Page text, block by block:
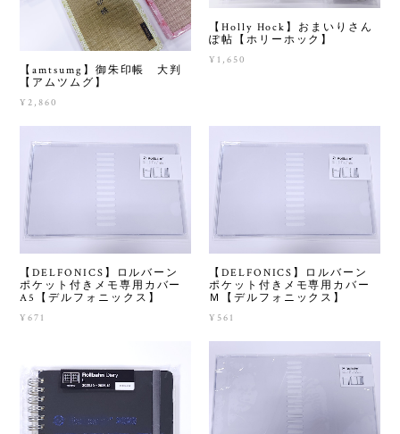
【amtsumg】御朱印帳 大判
【アムツムグ】
¥2,860
【Holly Hock】おまいりさん
ぽ帖【ホリーホック】
¥1,650
【DELFONICS】ロルバーン
ポケット付きメモ専用カバー
A5【デルフォニックス】
¥671
【DELFONICS】ロルバーン
ポケット付きメモ専用カバー
Ｍ【デルフォニックス】
¥561